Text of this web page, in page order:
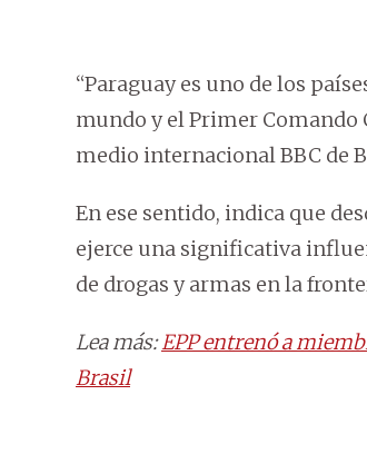
“Paraguay es uno de los
mundo y el Primer Comando
medio internacional BBC de
En ese sentido, indica que
ejerce una significativa
de drogas y armas en la
Lea más:EPP entrenó a
Brasil